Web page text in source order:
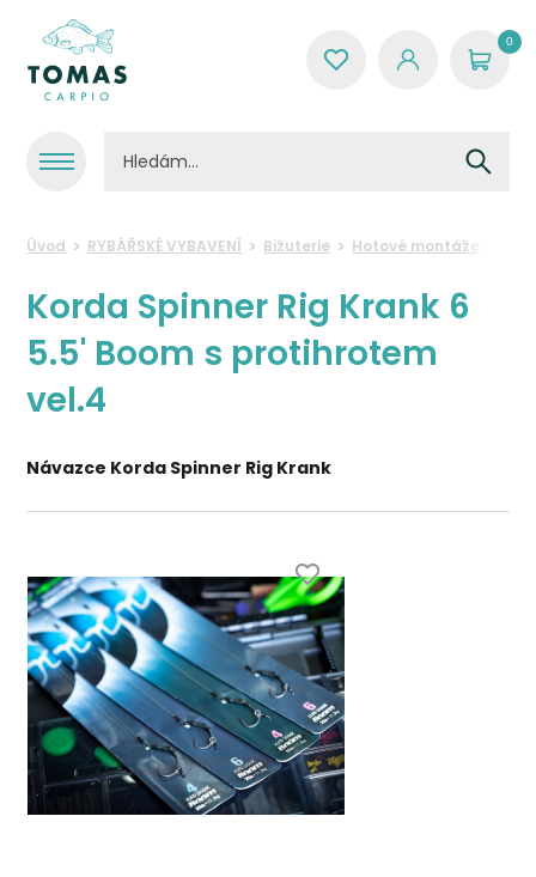
0
Úvod RYBÁŘSKÉ VYBAVENÍ Bižuterie Hotové montáže,
Korda Spinner Rig Krank 6
5.5' Boom s protihrotem
vel.4
Návazce Korda Spinner Rig Krank